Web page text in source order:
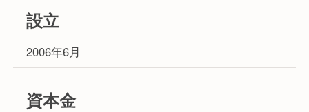
設立
2006年6月
資本金